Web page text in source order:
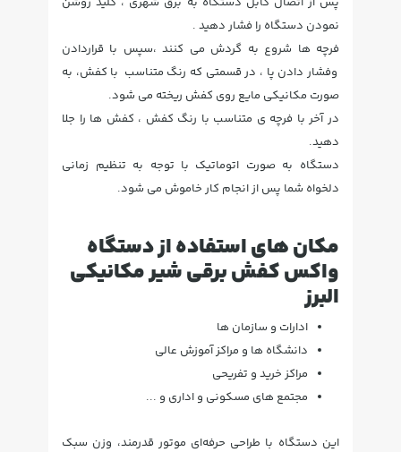
نمودن دستگاه را فشار دهید .
فرچه ها شروع به گردش می کنند ،سپس با قراردادن
وفشار دادن پا ، در قسمتی که رنگ متناسب با کفش، به
صورت مکانیکی مایع روی کفش ریخته می شود.
در آخر با فرچه ی متناسب با رنگ کفش ، کفش ها را جلا
دهید.
دستگاه به صورت اتوماتیک با توجه به تنظیم زمانی
دلخواه شما پس از انجام کار خاموش می شود.
مکان های استفاده از دستگاه
واکس کفش برقی شیر مکانیکی
البرز
ادارات و سازمان ها
دانشگاه ها و مراکز آموزش عالی
مراکز خرید و تفریحی
مجتمع های مسکونی و اداری و ...
این دستگاه با طراحی حرفه‌ای موتور قدرمند، وزن سبک